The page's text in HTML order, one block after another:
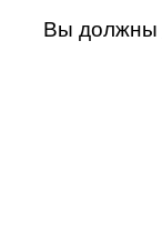
Вы должны